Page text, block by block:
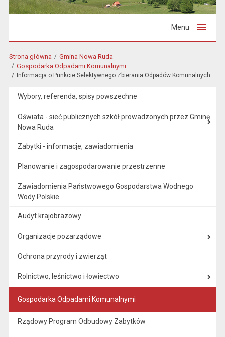
Menu
Strona główna
Gmina Nowa Ruda
Gospodarka Odpadami Komunalnymi
Informacja o Punkcie Selektywnego Zbierania Odpadów Komunalnych
Wybory, referenda, spisy powszechne
Oświata - sieć publicznych szkół prowadzonych przez Gminę
Nowa Ruda
Zabytki - informacje, zawiadomienia
Planowanie i zagospodarowanie przestrzenne
Zawiadomienia Państwowego Gospodarstwa Wodnego
Wody Polskie
Audyt krajobrazowy
Organizacje pozarządowe
Ochrona przyrody i zwierząt
Rolnictwo, leśnictwo i łowiectwo
Gospodarka Odpadami Komunalnymi
Rządowy Program Odbudowy Zabytków